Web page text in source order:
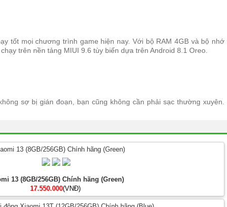
tốt mọi chương trình game hiện nay. Với bộ RAM 4GB và bộ nhớ
trên nền tảng MIUI 9.6 tùy biến dựa trên Android 8.1 Oreo.
sợ bị gián đoạn, bạn cũng không cần phải sạc thường xuyên.
13 (8GB/256GB) Chính hãng (Green)
17.550.000(VNĐ)